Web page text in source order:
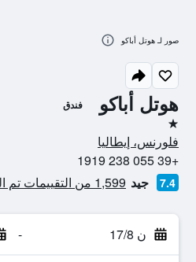
هوتل أباكو فندق
نجمة واحدة
فلورنس، إيطاليا
+39 055 238 1919
7.4 جيد 1,599 من التقييمات تم التحقق منها
ن 17/8 -
صور لـ هوتل أباكو